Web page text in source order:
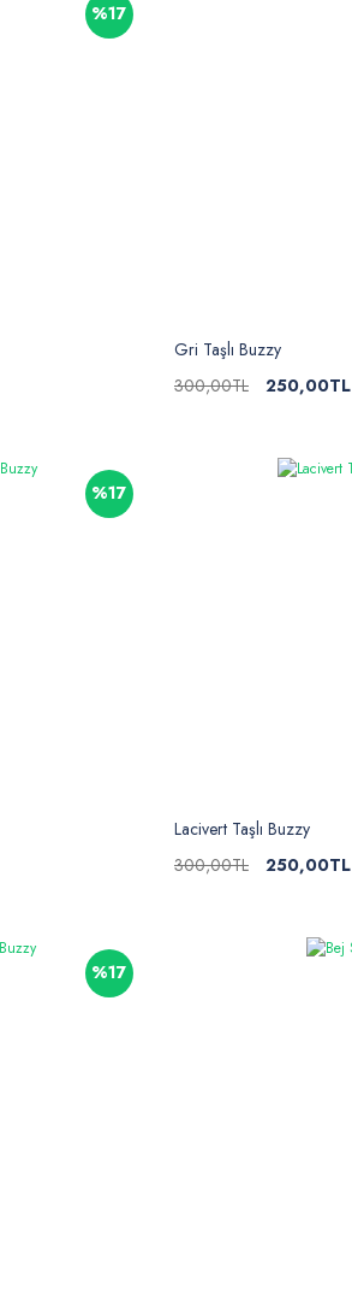
%17
Gri Taşlı Buzzy
300,00TL
250,00TL
%17
Lacivert Taşlı Buzzy
300,00TL
250,00TL
%17